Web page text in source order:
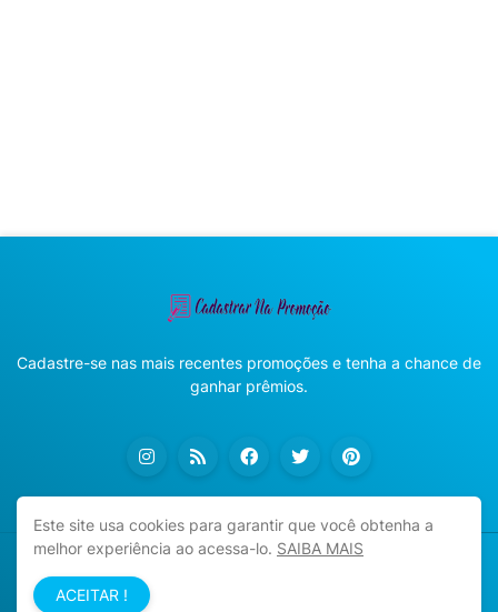
Cadastre-se nas mais recentes promoções e tenha a chance de
ganhar prêmios.
Copyright ©
Este site usa cookies para garantir que você obtenha a
melhor experiência ao acessa-lo. SAIBA MAIS
ACEITAR !